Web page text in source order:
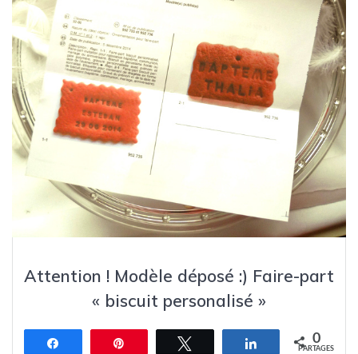
Attention ! Modèle déposé :) Faire-part
« biscuit personalisé »
Partagez 0
PARTAGES